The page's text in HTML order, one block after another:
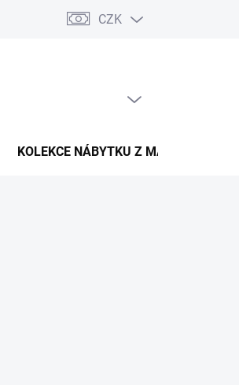
údajů Pojištění zásilky
CZK
KOLEKCE NÁBYTKU Z MASIVU